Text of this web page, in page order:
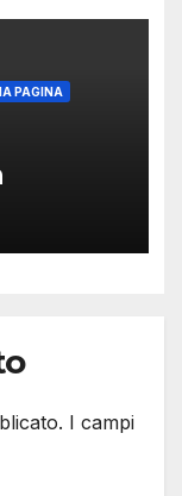
PAGINA
I campi